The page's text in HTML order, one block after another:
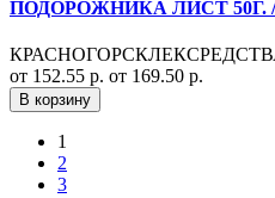
ПОДОРОЖНИКА ЛИСТ 50Г.
от 152.55 р. от 169.50 р.
В корзину
1
2
3